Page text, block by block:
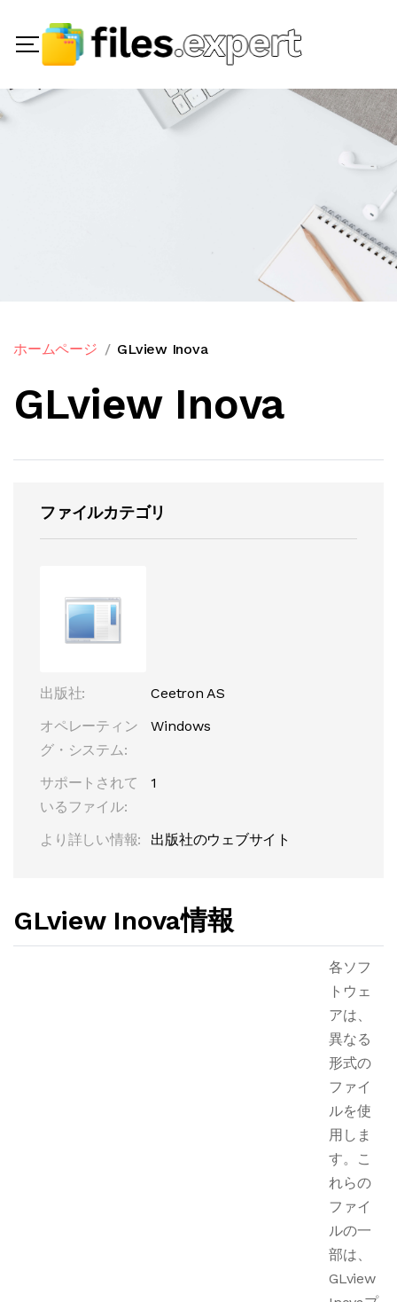
ホームページ GLview Inova
GLview Inova
ファイルカテゴリ
出版社:
Ceetron AS
オペレーティン
グ・システム:
Windows
サポートされて
いるファイル:
1
より詳しい情報: 出版社のウェブサイト
GLview Inova情報
各ソフ
トウェ
アは、
異なる
形式の
ファイ
ルを使
用しま
す。こ
れらの
ファイ
ルの一
部は、
GLview